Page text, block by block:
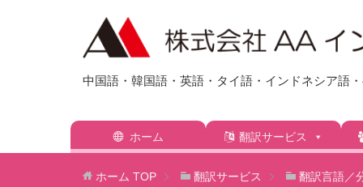
中国語・韓国語・英語・タイ語・インドネシア語
ホーム 翻訳サービス
ホーム TOP 翻訳サービス 翻訳言語／